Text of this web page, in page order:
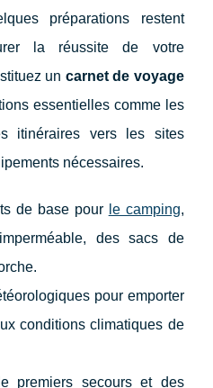
préparations restent
la réussite de votre
un carnet de voyage
essentielles comme les
itinéraires vers les sites
nécessaires.
de base pour le camping,
des sacs de
pour emporter
conditions climatiques de
premiers secours et des